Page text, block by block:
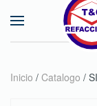
Skip to
Inicio / Catalogo /